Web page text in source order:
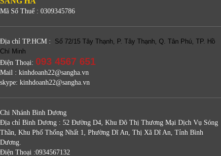
Mã Số Thuế : 0309345786
Địa chỉ TP.HCM :
Số 72/15 Tây Thạnh, P. Tây Thạnh, Q. Tân Phú, TP. Hồ
Chí Minh
Điện Thoại: 093 4567 651
Mail : kinhdoanh22@sangha.vn
skype: kinhdoanh22@sangha.vn
Chi Nhánh Bình Dương
Địa chỉ Bình Dương : 52 Đường D4, Khu Đô Thị Thương Mại Dịch Vụ Sóng
Thần, Khu Phố Thống Nhất 1, Phường Dĩ An, Thị Xã Dĩ An, Tỉnh Bình
Dương.
Điện Thoại :0934567132